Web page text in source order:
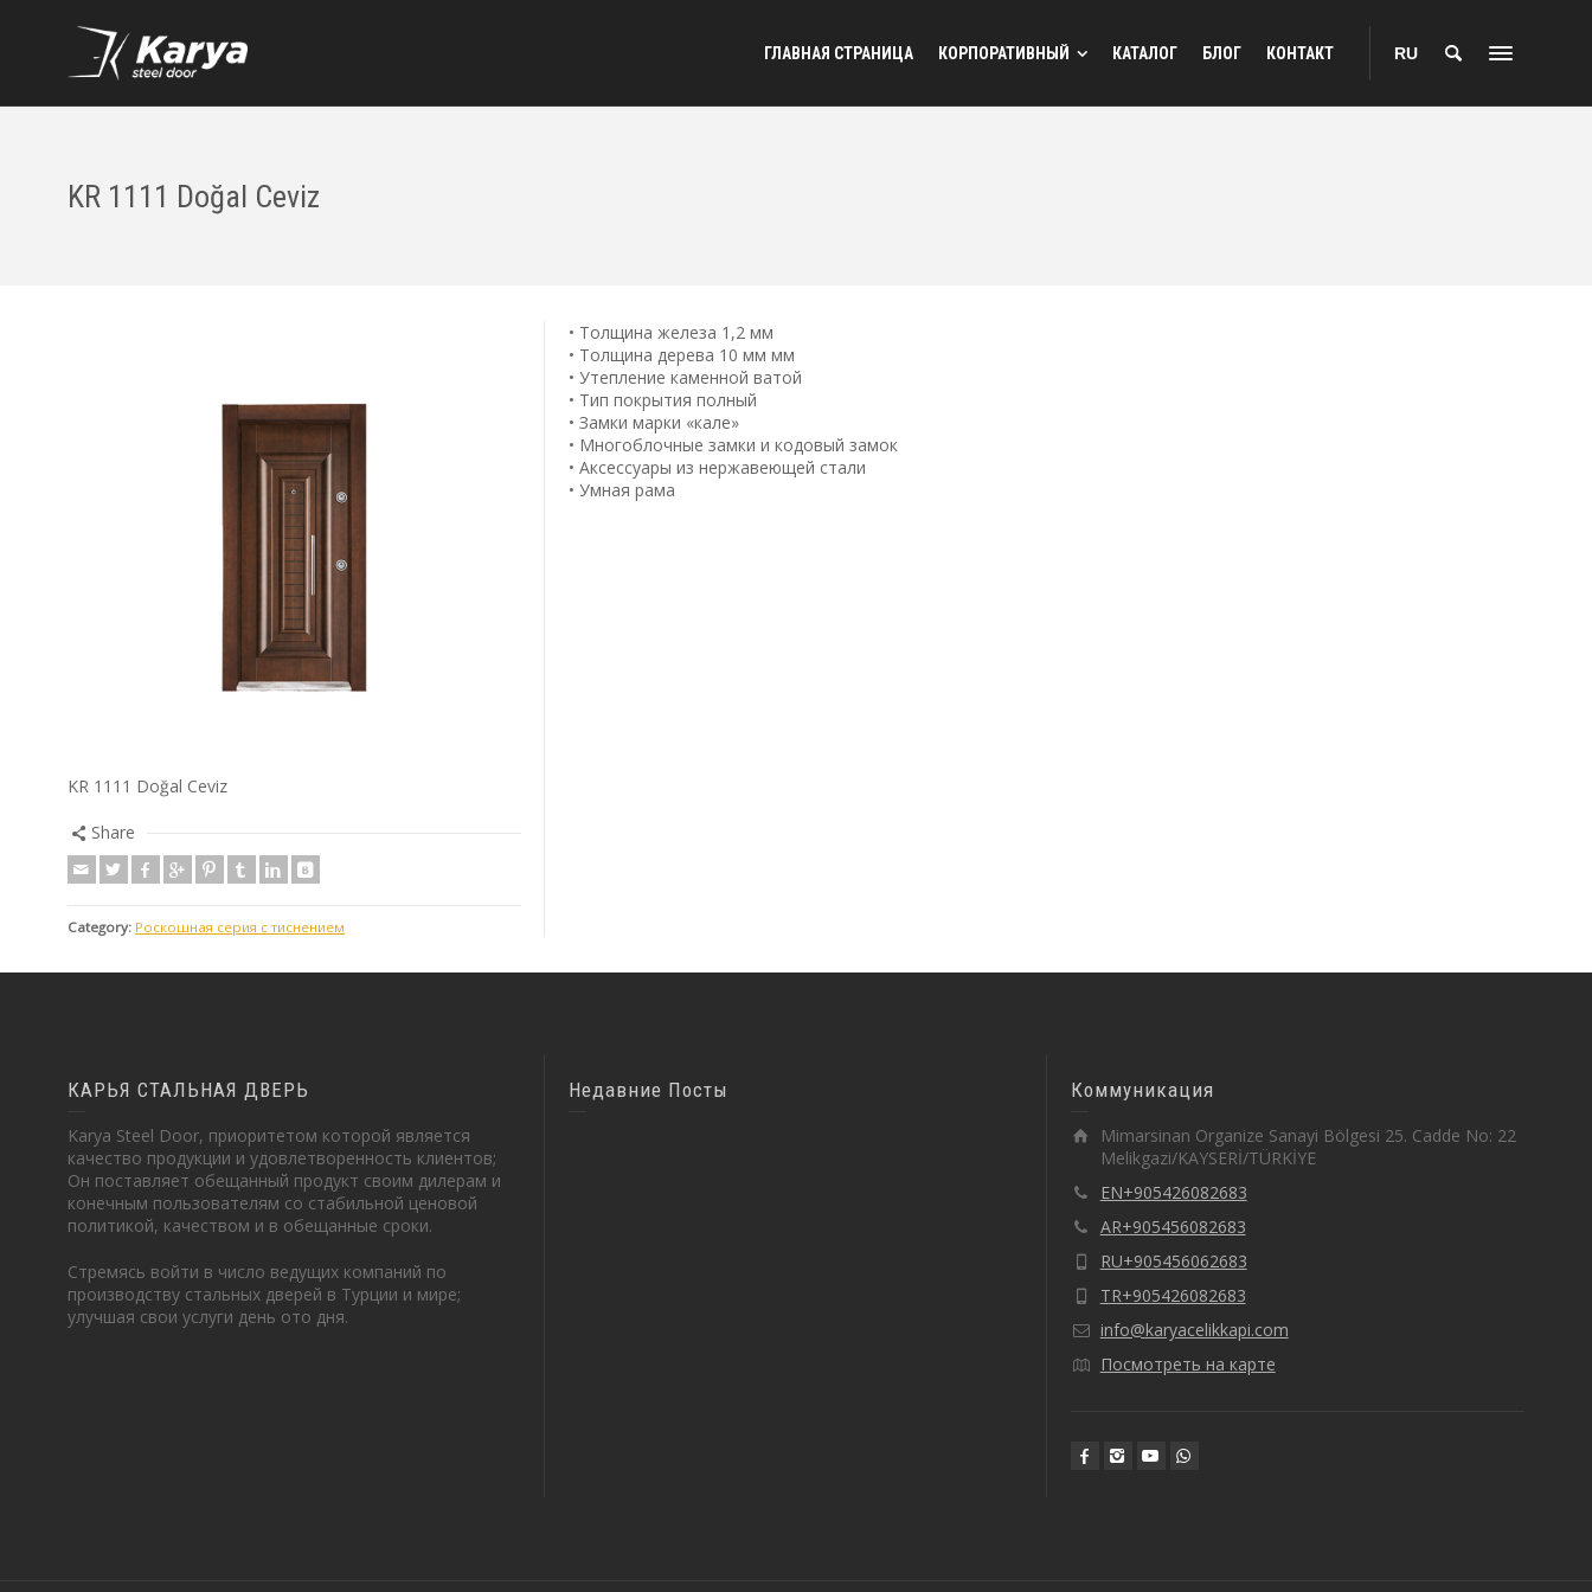
ГЛАВНАЯ СТРАНИЦА КОРПОРАТИВНЫЙ КАТАЛОГ БЛОГ КОНТАКТ RU
KR 1111 Doğal Ceviz
KR 1111 Doğal Ceviz
Share
Category: Роскошная серия с тиснением
• Толщина железа 1,2 мм
• Толщина дерева 10 мм мм
• Утепление каменной ватой
• Тип покрытия полный
• Замки марки «кале»
• Многоблочные замки и кодовый замок
• Аксессуары из нержавеющей стали
• Умная рама
КАРЬЯ СТАЛЬНАЯ ДВЕРЬ
Karya Steel Door, приоритетом которой является
качество продукции и удовлетворенность клиентов;
Он поставляет обещанный продукт своим дилерам и
конечным пользователям со стабильной ценовой
политикой, качеством и в обещанные сроки.
Стремясь войти в число ведущих компаний по
производству стальных дверей в Турции и мире;
улучшая свои услуги день ото дня.
Недавние Посты Коммуникация
Mimarsinan Organize Sanayi Bölgesi 25. Cadde No: 22
Melikgazi/KAYSERİ/TÜRKİYE
EN+905426082683
AR+905456082683
RU+905456062683
TR+905426082683
info@karyacelikkapi.com
Посмотреть на карте